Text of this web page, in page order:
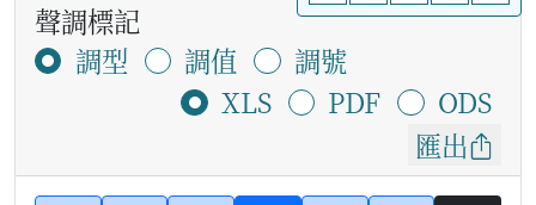
聲調標記
調型
調值
調號
XLS
PDF
ODS
匯出